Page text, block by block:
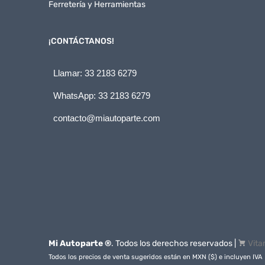
Ferretería y Herramientas
¡CONTÁCTANOS!
Llamar: 33 2183 6279
WhatsApp: 33 2183 6279
contacto@miautoparte.com
Mi Autoparte ®. Todos los derechos reservados |
Todos los precios de venta sugeridos están en MXN ($) e incluyen IVA